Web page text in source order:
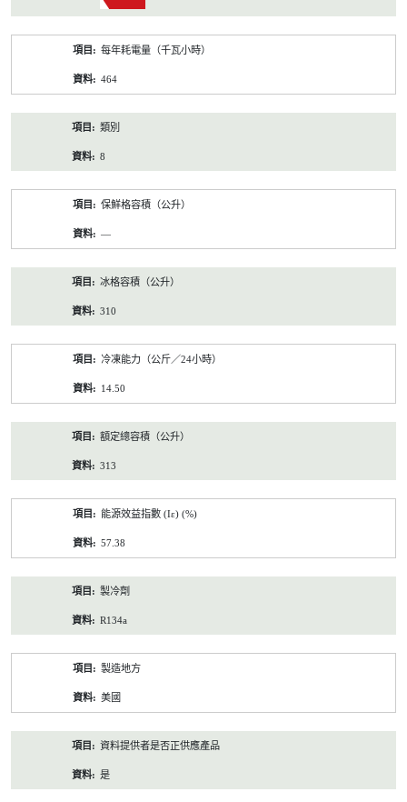
每年耗電量（千瓦小時）
464
類別
8
保鮮格容積（公升）
—
冰格容積（公升）
310
冷凍能力（公斤／24小時）
14.50
額定總容積（公升）
313
能源效益指數 (Iε) (%)
57.38
製冷劑
R134a
製造地方
美國
資料提供者是否正供應產品
是